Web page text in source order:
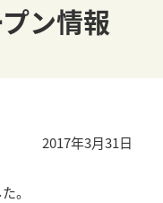
ン情報
2017年3月31日
。